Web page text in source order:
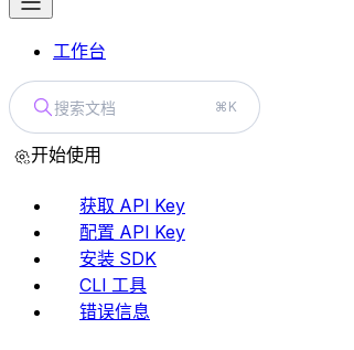
工作台
搜索文档 ⌘K
开始使用
获取 API Key
配置 API Key
安装 SDK
CLI 工具
错误信息